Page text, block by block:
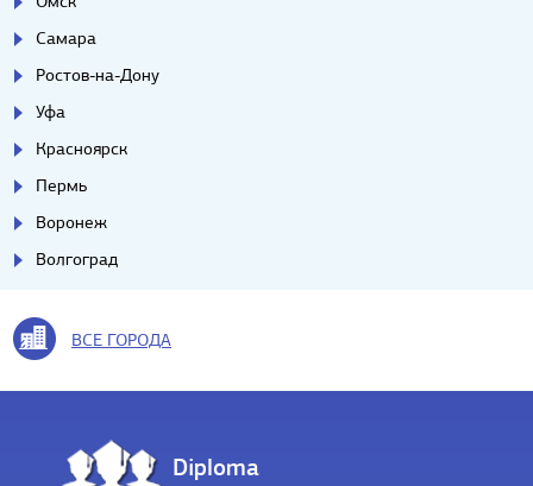
Самара
Ростов-на-Дону
Уфа
Красноярск
Пермь
Воронеж
Волгоград
ВСЕ ГОРОДА
Diploma